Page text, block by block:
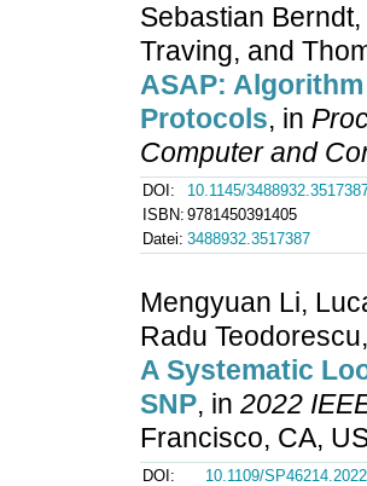
Sebastian
Traving, and
ASAP:
Protocols, in
Computer and
DOI:
10.1145/
ISBN: 9781450391405
Datei: 3488932.3517387
Mengyuan Li,
Radu
A Systematic
SNP, in 2022
Francisco, CA,
DOI:
10.1109/